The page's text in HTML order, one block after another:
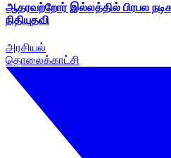
ஆதரவற்றோர் இல்லத்தில் பிரபல
நிதியுதவி
அரசியல்
தொலைக்காட்சி